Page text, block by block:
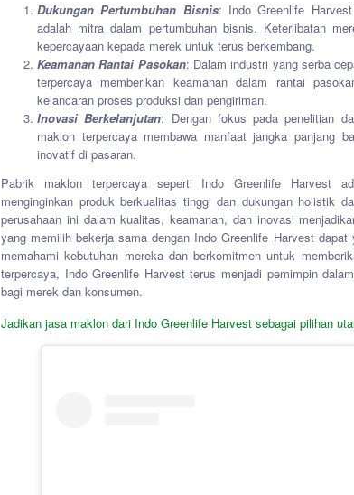
Dukungan Pertumbuhan Bisnis: Indo Greenlife
adalah mitra dalam pertumbuhan bisnis. Keterlibatan
kepercayaan kepada merek untuk terus berkembang.
Keamanan Rantai Pasokan: Dalam industri yang serba
terpercaya memberikan keamanan dalam rantai
kelancaran proses produksi dan pengiriman.
Inovasi Berkelanjutan: Dengan fokus pada penelitian
maklon terpercaya membawa manfaat jangka panjang
inovatif di pasaran.
Pabrik maklon terpercaya seperti Indo Greenlife Harvest
menginginkan produk berkualitas tinggi dan dukungan holistik
perusahaan ini dalam kualitas, keamanan, dan inovasi
yang memilih bekerja sama dengan Indo Greenlife Harvest
memahami kebutuhan mereka dan berkomitmen untuk
terpercaya, Indo Greenlife Harvest terus menjadi pemimpin
bagi merek dan konsumen.
Jadikan jasa maklon dari Indo Greenlife Harvest sebagai pilihan